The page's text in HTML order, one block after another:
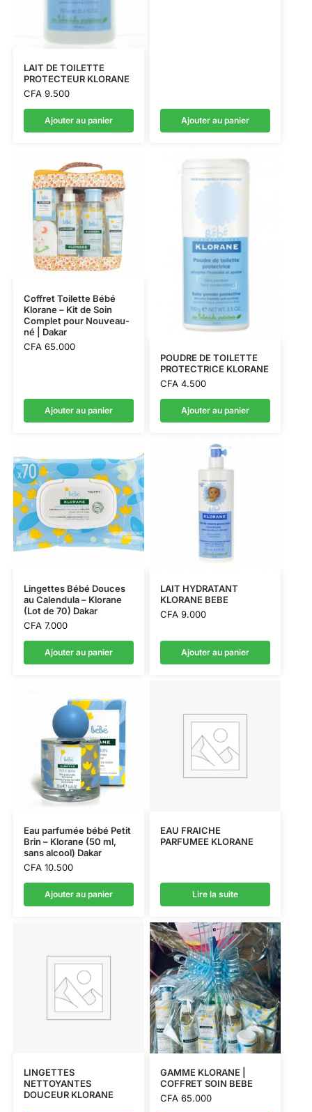
LAIT DE TOILETTE
PROTECTEUR KLORANE
CFA9.500
Ajouter au panier Ajouter au panier
Coffret Toilette Bébé
Klorane – Kit de Soin
Complet pour Nouveau-
né | Dakar
CFA65.000
Ajouter au panier
POUDRE DE TOILETTE
PROTECTRICE KLORANE
CFA4.500
Ajouter au panier
Lingettes Bébé Douces
au Calendula – Klorane
(Lot de 70) Dakar
CFA7.000
Ajouter au panier
LAIT HYDRATANT
KLORANE BEBE
CFA9.000
Ajouter au panier
Eau parfumée bébé Petit
Brin – Klorane (50 ml,
sans alcool) Dakar
CFA10.500
Ajouter au panier
EAU FRAICHE
PARFUMEE KLORANE
Lire la suite
LINGETTES
NETTOYANTES
DOUCEUR KLORANE
GAMME KLORANE |
COFFRET SOIN BEBE
CFA65.000